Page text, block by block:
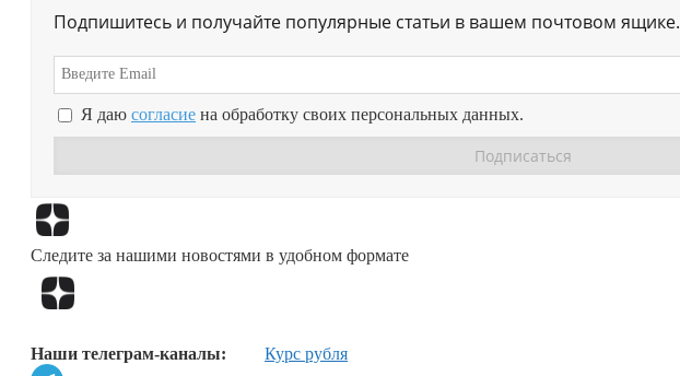
Подпишитесь и получайте популярные статьи в вашем почтовом ящике.
Я даю согласие на обработку своих персональных данных.
Следите за нашими новостями в удобном формате
Наши телеграм-каналы:
Курс рубля